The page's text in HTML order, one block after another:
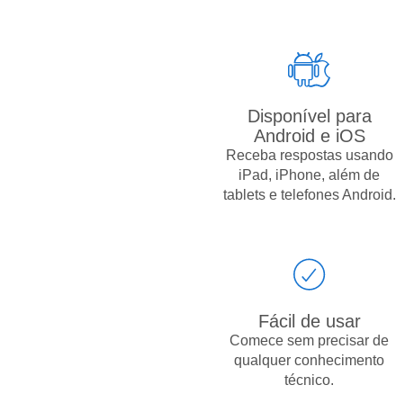
Disponível para
Android e iOS
Receba respostas usando
iPad, iPhone, além de
tablets e telefones Android.
Fácil de usar
Comece sem precisar de
qualquer conhecimento
técnico.